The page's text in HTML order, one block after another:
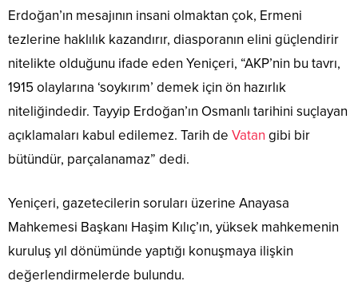
Erdoğan’ın mesajının insani olmaktan çok, Ermeni
tezlerine haklılık kazandırır, diasporanın elini güçlendirir
nitelikte olduğunu ifade eden Yeniçeri, “AKP’nin bu tavrı,
1915 olaylarına ‘soykırım’ demek için ön hazırlık
niteliğindedir. Tayyip Erdoğan’ın Osmanlı tarihini suçlayan
açıklamaları kabul edilemez. Tarih de Vatan gibi bir
bütündür, parçalanamaz” dedi.
Yeniçeri, gazetecilerin soruları üzerine Anayasa
Mahkemesi Başkanı Haşim Kılıç’ın, yüksek mahkemenin
kuruluş yıl dönümünde yaptığı konuşmaya ilişkin
değerlendirmelerde bulundu.